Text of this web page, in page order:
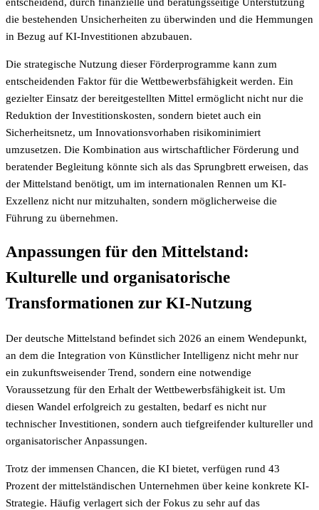
die bestehenden Unsicherheiten zu überwinden und die Hemmungen
in Bezug auf KI-Investitionen abzubauen.
Die strategische Nutzung dieser Förderprogramme kann zum
entscheidenden Faktor für die Wettbewerbsfähigkeit werden. Ein
gezielter Einsatz der bereitgestellten Mittel ermöglicht nicht nur die
Reduktion der Investitionskosten, sondern bietet auch ein
Sicherheitsnetz, um Innovationsvorhaben risikominimiert
umzusetzen. Die Kombination aus wirtschaftlicher Förderung und
beratender Begleitung könnte sich als das Sprungbrett erweisen, das
der Mittelstand benötigt, um im internationalen Rennen um KI-
Exzellenz nicht nur mitzuhalten, sondern möglicherweise die
Führung zu übernehmen.
Anpassungen für den Mittelstand:
Kulturelle und organisatorische
Transformationen zur KI-Nutzung
Der deutsche Mittelstand befindet sich 2026 an einem Wendepunkt,
an dem die Integration von Künstlicher Intelligenz nicht mehr nur
ein zukunftsweisender Trend, sondern eine notwendige
Voraussetzung für den Erhalt der Wettbewerbsfähigkeit ist. Um
diesen Wandel erfolgreich zu gestalten, bedarf es nicht nur
technischer Investitionen, sondern auch tiefgreifender kultureller und
organisatorischer Anpassungen.
Trotz der immensen Chancen, die KI bietet, verfügen rund 43
Prozent der mittelständischen Unternehmen über keine konkrete KI-
Strategie. Häufig verlagert sich der Fokus zu sehr auf das